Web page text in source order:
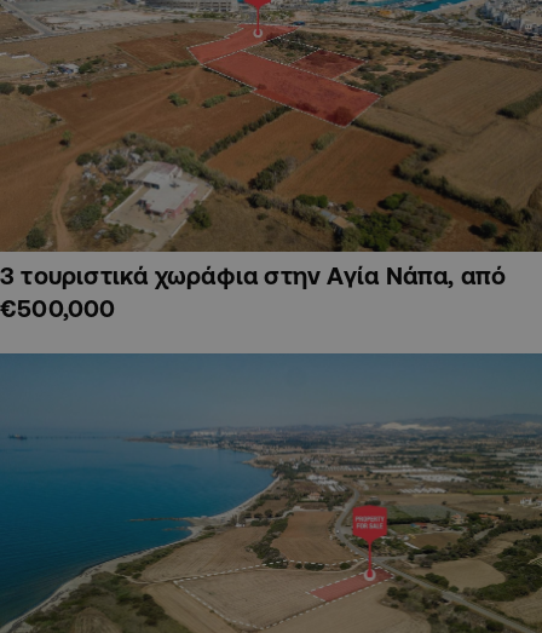
3 τουριστικά χωράφια στην Αγία Νάπα, από
€500,000